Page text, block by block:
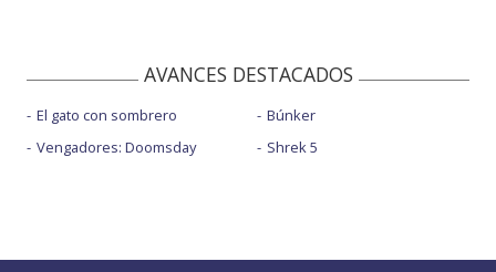
AVANCES DESTACADOS
El gato con sombrero
Vengadores: Doomsday
Búnker
Shrek 5